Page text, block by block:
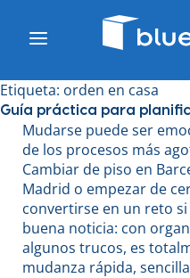
Etiqueta: orden en casa
Guía práctica para
Mudarse puede ser
de los procesos más
Cambiar de piso en
Madrid o empezar de
convertirse en un reto
buena noticia: con
algunos trucos, es
mudanza rápida,